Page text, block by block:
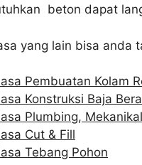
beton dapat
yang lain bisa anda
Pembuatan Kolam
Konstruksi Baja
Plumbing,
Cut & Fill
Tebang Pohon